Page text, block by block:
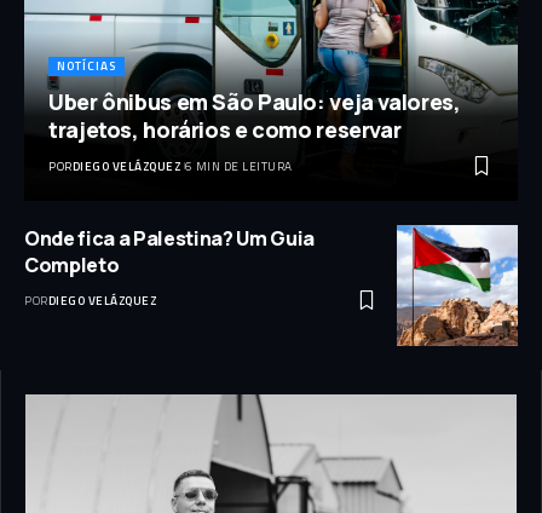
NOTÍCIAS
Uber ônibus em São Paulo: veja valores,
trajetos, horários e como reservar
PORDIEGO VELÁZQUEZ 6 MIN DE LEITURA
Onde fica a Palestina? Um Guia
Completo
PORDIEGO VELÁZQUEZ